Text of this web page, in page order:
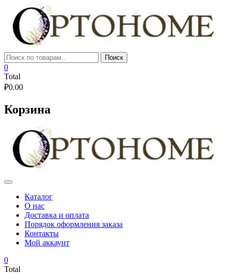
content
Искать: Поиск
0
Total
₽0.00
Корзина
Каталог
О нас
Доставка и оплата
Порядок оформления заказа
Контакты
Мой аккаунт
0
Total